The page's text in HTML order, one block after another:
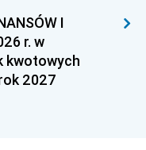
I
r. w
kwotowych
2027